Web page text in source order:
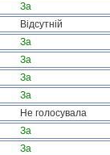
За
Відсутній
За
За
За
За
Не голосувала
За
За